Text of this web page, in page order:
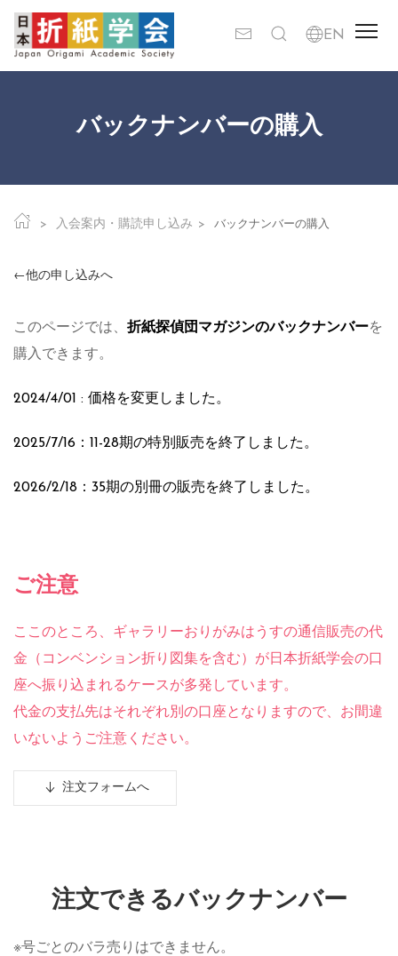
バックナンバーの購入
入会案内・購読申し込み バックナンバーの購入
←他の申し込みへ
このページでは、 折紙探偵団マガジンのバックナンバーを
購入できます。
2024/4/01 : 価格を変更しました。
2025/7/16：11-28期の特別販売を終了しました。
2026/2/18：35期の別冊の販売を終了しました。
ご注意
ここのところ、ギャラリーおりがみはうすの通信販売の代
金（コンベンション折り図集を含む）が日本折紙学会の口
座へ振り込まれるケースが多発しています。
代金の支払先はそれぞれ別の口座となりますので、お間違
いないようご注意ください。
注文フォームへ
注文できるバックナンバー
※号ごとのバラ売りはできません。